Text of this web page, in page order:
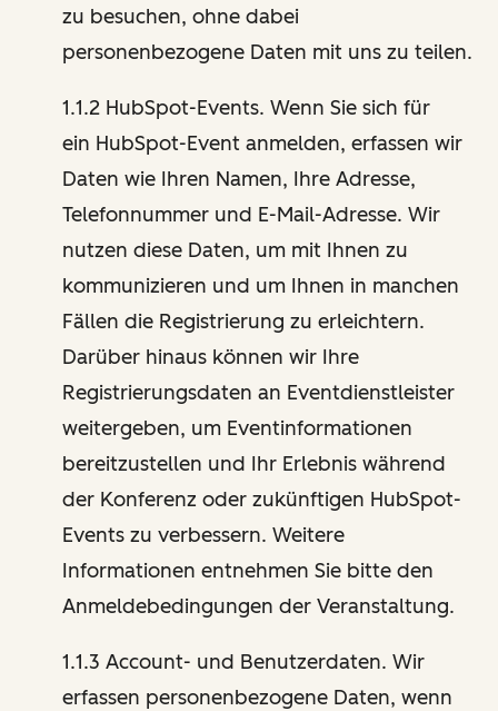
zu besuchen, ohne dabei
personenbezogene Daten mit uns zu teilen.
1.1.2 HubSpot-Events. Wenn Sie sich für
ein HubSpot-Event anmelden, erfassen wir
Daten wie Ihren Namen, Ihre Adresse,
Telefonnummer und E-Mail-Adresse. Wir
nutzen diese Daten, um mit Ihnen zu
kommunizieren und um Ihnen in manchen
Fällen die Registrierung zu erleichtern.
Darüber hinaus können wir Ihre
Registrierungsdaten an Eventdienstleister
weitergeben, um Eventinformationen
bereitzustellen und Ihr Erlebnis während
der Konferenz oder zukünftigen HubSpot-
Events zu verbessern. Weitere
Informationen entnehmen Sie bitte den
Anmeldebedingungen der Veranstaltung.
1.1.3 Account- und Benutzerdaten. Wir
erfassen personenbezogene Daten, wenn